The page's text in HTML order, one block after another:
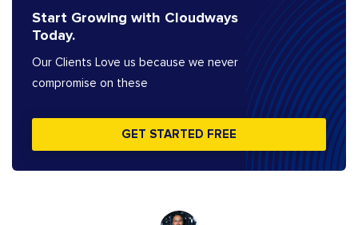
Start Growing with Cloudways
Today.
Our Clients Love us because we never
compromise on these
GET STARTED FREE